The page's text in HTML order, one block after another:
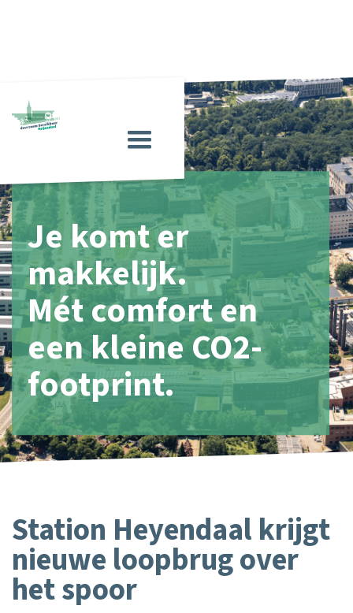
Je komt er
makkelijk.
Mét comfort en
een kleine CO2-
footprint.
Station Heyendaal krijgt
nieuwe loopbrug over
het spoor